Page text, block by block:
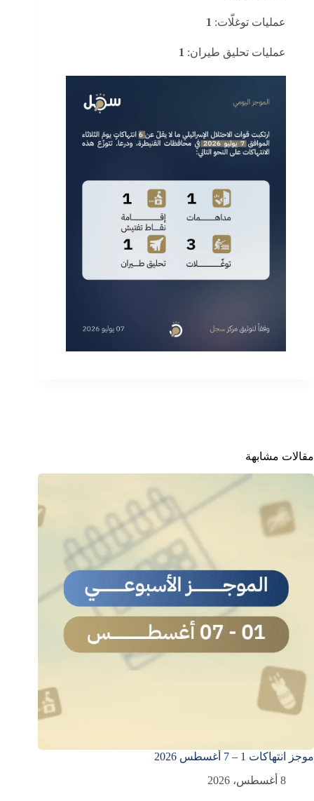
عمليات توغلّات: 1
عمليات تحليق طيران: 1
مقالات مشابهة
موجز انتهاكات 1 – 7 أغسطس 2026
8 أغسطس، 2026